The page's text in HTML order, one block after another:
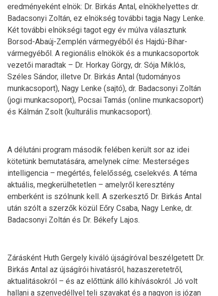
eredményeként elnök: Dr. Birkás Antal, elnökhelyettes dr.
Badacsonyi Zoltán, ez elnökség további tagja Nagy Lenke.
Két további elnökségi tagot egy év múlva választunk
Borsod-Abaúj-Zemplén vármegyéből és Hajdú-Bihar-
vármegyéből. A regionális elnökök és a munkacsoportok
vezetői maradtak – Dr. Horkay Görgy, dr. Sója Miklós,
Széles Sándor, illetve Dr. Birkás Antal (tudományos
munkacsoport), Nagy Lenke (sajtó), dr. Badacsonyi Zoltán
(jogi munkacsoport), Pocsai Tamás (online munkacsoport)
és Kálmán Zsolt (kulturális munkacsoport).
A délutáni program második felében került sor az idei
kötetünk bemutatására, amelynek címe: Mesterséges
intelligencia – megértés, felelősség, cselekvés. A téma
aktuális, megkerülhetetlen – amelyről keresztény
emberként is szólnunk kell. A szerkesztő Dr. Birkás Antal
után szólt a szerzők közül Eőry Csaba, Nagy Lenke, dr.
Badacsonyi Zoltán és Dr. Békefy Lajos.
Zárásként Huth Gergely kiváló újságíróval beszélgetett Dr.
Birkás Antal az újságírói hivatásról, hazaszeretetről,
aktualitásokról – és az előttünk álló kihívásokról. Jó volt
hallani a szenvedéllyel teli szavakat és a nagyon is józan